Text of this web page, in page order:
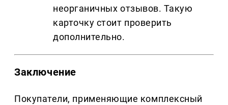
неорганичных отзывов. Такую
карточку стоит проверить
дополнительно.
Заключение
Покупатели, применяющие комплексный